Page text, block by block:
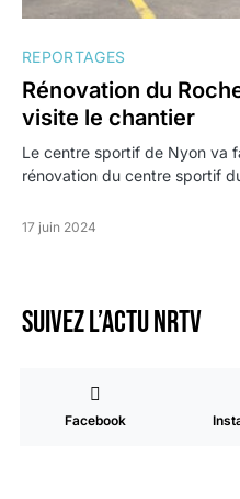
REPORTAGES
Rénovation du
visite le chantier
Le centre sportif de Nyon va
rénovation du centre sportif
17 juin 2024
Suivez l’actu NRTV
Facebook